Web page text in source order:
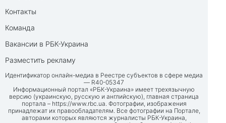
Контакты
Команда
Вакансии в РБК-Украина
Разместить рекламу
Идентификатор онлайн-медиа в Реестре субъектов в сфере медиа
— R40-05347
Информационный портал «РБК-Украина» имеет трехязычную
версию (украинскую, русскую и английскую), главная страница
портала – https://www.rbc.ua. Фотографии, изображения
принадлежат их правообладателям. Все фотографии на Портале,
авторами которых являются журналисты РБК-Украина,